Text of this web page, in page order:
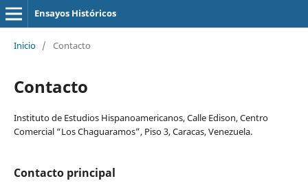
Ensayos Históricos
Inicio / Contacto
Contacto
Instituto de Estudios Hispanoamericanos, Calle Edison, Centro
Comercial “Los Chaguaramos”, Piso 3, Caracas, Venezuela.
Contacto principal